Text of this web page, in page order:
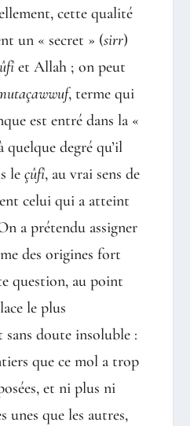
cette qualité
un « secret » (sirr)
et Allah ; on peut
, terme qui
est entré dans la «
degré qu’il
le çûfî, au vrai sens de
celui qui a atteint
a prétendu assigner
des origines fort
question, au point
le plus
doute insoluble :
que ce mol a trop
et ni plus ni
unes que les autres,